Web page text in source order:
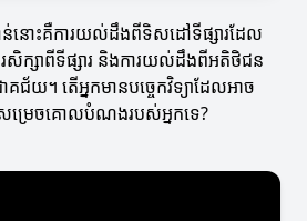
នោះគឺការយល់ដឹងពីទិសដៅទីផ្សារដែល
ារសិក្សាពីទីផ្សារ និងការយល់ដឹងពីអតិថិជន
ជ័យ។ តើអ្នកមានបច្ចេកវិទ្យាដែលអាច
សម្រេចគោលបំណងរបស់អ្នកទេ?